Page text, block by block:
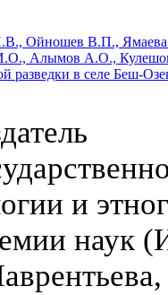
Ойношев В.П.,
Алымов А.О.,
разведки в селе Беш-
и